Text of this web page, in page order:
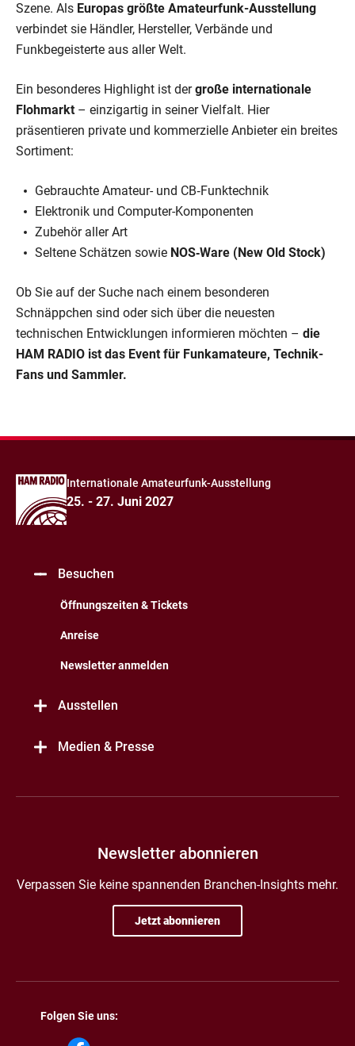
Szene. Als Europas größte Amateurfunk-Ausstellung
verbindet sie Händler, Hersteller, Verbände und
Funkbegeisterte aus aller Welt.
Ein besonderes Highlight ist dergroße internationale
Flohmarkt – einzigartig in seiner Vielfalt. Hier
präsentieren private und kommerzielle Anbieter ein breites
Sortiment:
Gebrauchte Amateur- und CB‑Funktechnik
Elektronik und Computer-Komponenten
Zubehör aller Art
Seltene Schätzen sowie NOS‑Ware (New Old Stock)
Ob Sie auf der Suche nach einem besonderen
Schnäppchen sind oder sich über die neuesten
technischen Entwicklungen informieren möchten – die
HAM RADIO ist das Event für Funkamateure, Technik-
Fans und Sammler.
Internationale Amateurfunk-Ausstellung
25. - 27. Juni 2027
Besuchen
Öffnungszeiten & Tickets
Anreise
Newsletter anmelden
Ausstellen
Medien & Presse
Newsletter abonnieren
Verpassen Sie keine spannenden Branchen-Insights mehr.
Jetzt abonnieren
Folgen Sie uns: